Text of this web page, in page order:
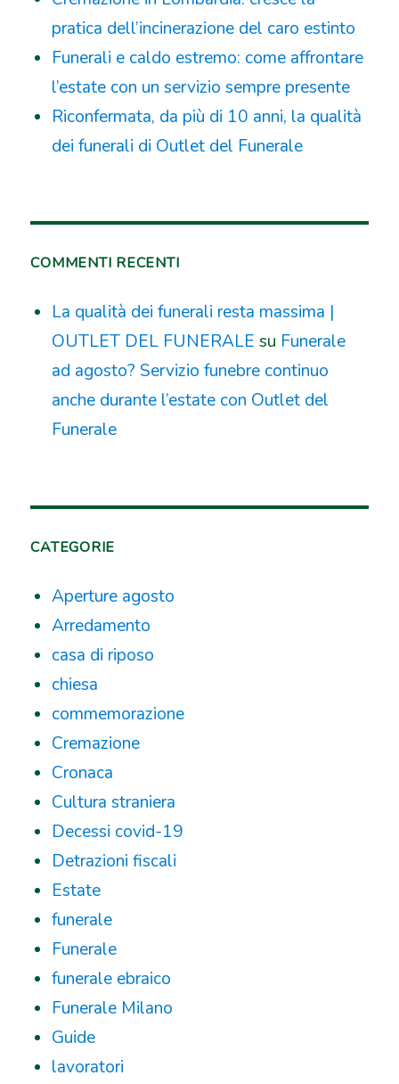
pratica dell’incinerazione del caro estinto
Funerali e caldo estremo: come affrontare
l’estate con un servizio sempre presente
Riconfermata, da più di 10 anni, la qualità
dei funerali di Outlet del Funerale
COMMENTI RECENTI
La qualità dei funerali resta massima |
OUTLET DEL FUNERALE su Funerale
ad agosto? Servizio funebre continuo
anche durante l’estate con Outlet del
Funerale
CATEGORIE
Aperture agosto
Arredamento
casa di riposo
chiesa
commemorazione
Cremazione
Cronaca
Cultura straniera
Decessi covid-19
Detrazioni fiscali
Estate
funerale
Funerale
funerale ebraico
Funerale Milano
Guide
lavoratori